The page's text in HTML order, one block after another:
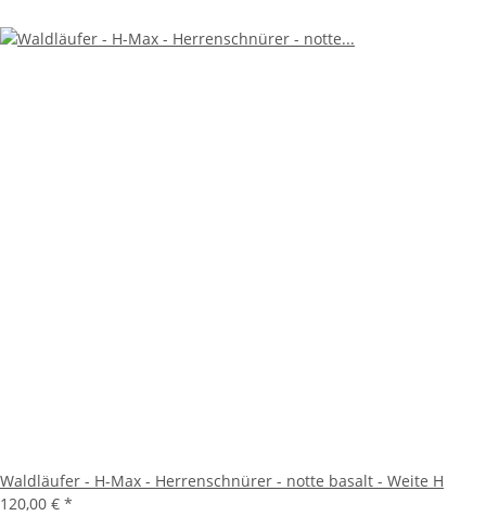
Waldläufer - H-Max - Herrenschnürer - notte basalt - Weite H
120,00 € *